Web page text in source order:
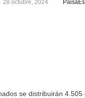
28 octubre, 2024
se distribuirán